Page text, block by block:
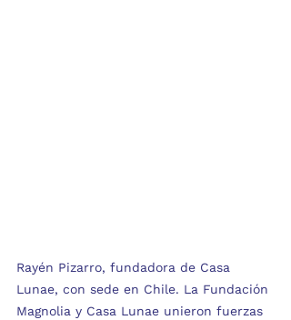
Rayén Pizarro, fundadora de Casa
Lunae, con sede en Chile. La Fundación
Magnolia y Casa Lunae unieron fuerzas